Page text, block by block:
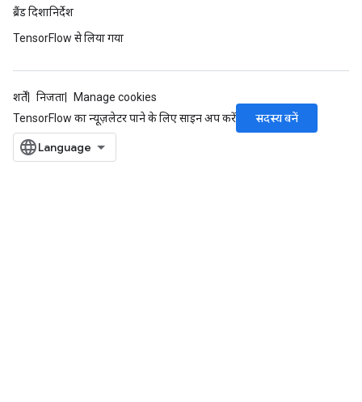
ब्रैंड दिशानिर्देश
TensorFlow से लिया गया
शर्तें निजता
Manage cookies
TensorFlow का न्यूज़लेटर पाने के लिए साइन अप करें
सदस्य बनें